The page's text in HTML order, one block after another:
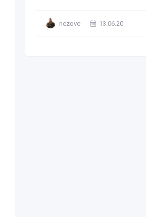
nezove 13.06.20